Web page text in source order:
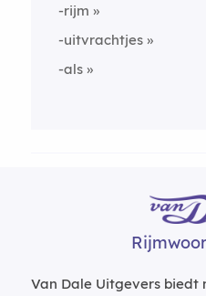
-rijm
-uitvrachtjes
-als
Van Dale Uitgevers biedt